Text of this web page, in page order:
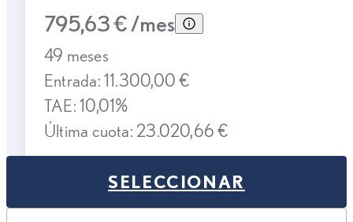
795,63 € /mes
49 meses
Entrada: 11.300,00 €
TAE: 10,01%
Última cuota: 23.020,66 €
SELECCIONAR